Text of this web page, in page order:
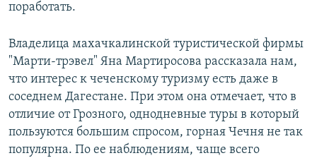
поработать.
Владелица махачкалинской туристической фирмы
"Марти-трэвел" Яна Мартиросова рассказала нам,
что интерес к чеченскому туризму есть даже в
соседнем Дагестане. При этом она отмечает, что в
отличие от Грозного, однодневные туры в который
пользуются большим спросом, горная Чечня не так
популярна. По ее наблюдениям, чаще всего